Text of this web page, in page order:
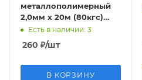
металлополимерный
2,0мм х 20м (80кгс)
Беларусь
Есть в наличии: 3
260 ₽/шт
В КОРЗИНУ